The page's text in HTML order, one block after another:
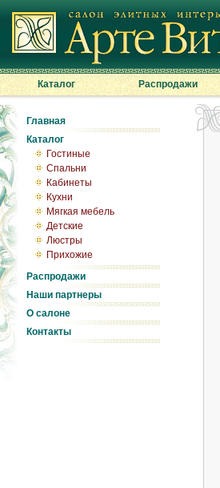
Каталог Распродажи
Главная
Каталог
Гостиные
Спальни
Кабинеты
Кухни
Мягкая мебель
Детские
Люстры
Прихожие
Распродажи
Наши партнеры
О салоне
Контакты